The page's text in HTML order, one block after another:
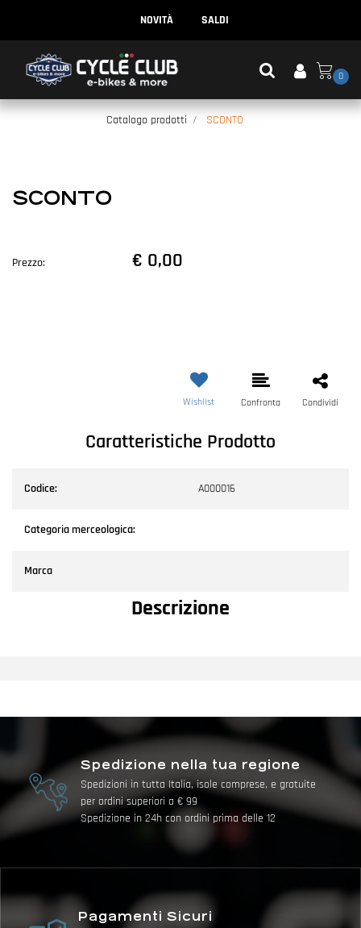
NOVITÀ SALDI
0
Catalogo prodotti SCONTO
SCONTO
Prezzo: € 0,00
Wishlist Confronta Condividi
Caratteristiche Prodotto
Codice: A000016
Categoria merceologica:
Marca
Descrizione
Spedizione nella tua regione
Spedizioni in tutta Italia, isole comprese, e gratuite
per ordini superiori a € 99
Spedizione in 24h con ordini prima delle 12
Pagamenti Sicuri